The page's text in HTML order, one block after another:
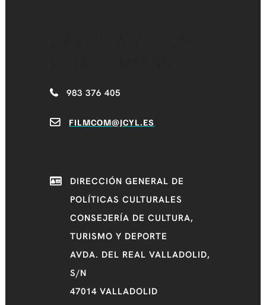
983 376 405
FILMCOM@JCYL.ES
DIRECCIÓN GENERAL DE
POLÍTICAS CULTURALES
CONSEJERÍA DE CULTURA,
TURISMO Y DEPORTE
AVDA. DEL REAL VALLADOLID,
S/N
47014 VALLADOLID